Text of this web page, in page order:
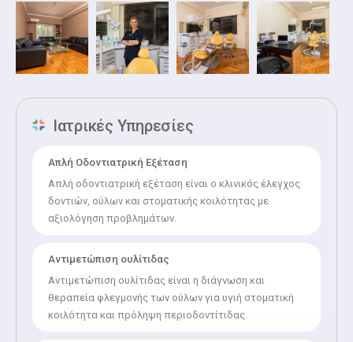
Ιατρικές Υπηρεσίες
Απλή Οδοντιατρική Εξέταση
Απλή οδοντιατρική εξέταση είναι ο κλινικός έλεγχος
δοντιών, ούλων και στοματικής κοιλότητας με
αξιολόγηση προβλημάτων.
Αντιμετώπιση ουλίτιδας
Αντιμετώπιση ουλίτιδας είναι η διάγνωση και
θεραπεία φλεγμονής των ούλων για υγιή στοματική
κοιλότητα και πρόληψη περιοδοντίτιδας.